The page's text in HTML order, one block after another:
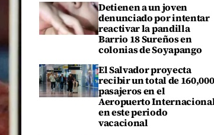
Detienen a un joven
denunciado por intentar
reactivar la pandilla
Barrio 18 Sureños en
colonias de Soyapango
El Salvador proyecta
recibir un total de 160,000
pasajeros en el
Aeropuerto
en este periodo
vacacional